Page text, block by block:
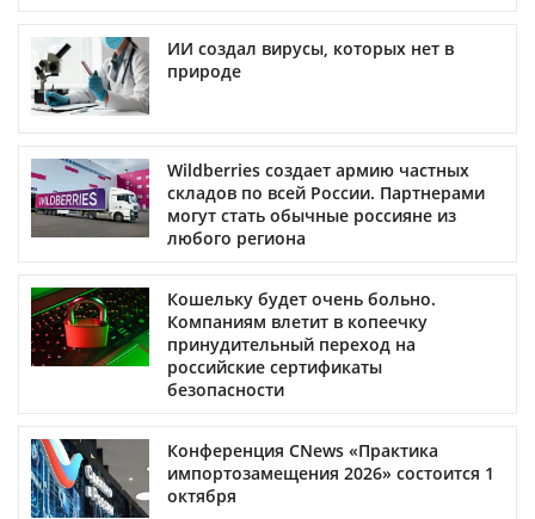
ИИ создал вирусы, которых нет в
природе
Wildberries создает армию частных
складов по всей России. Партнерами
могут стать обычные россияне из
любого региона
Кошельку будет очень больно.
Компаниям влетит в копеечку
принудительный переход на
российские сертификаты
безопасности
Конференция CNews «Практика
импортозамещения 2026» состоится 1
октября